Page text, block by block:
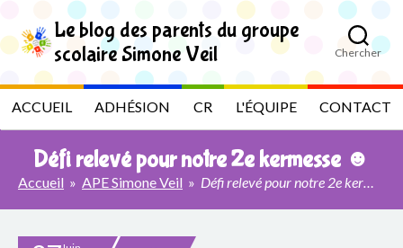
i
p
o
h
t
L
e
l
Le blog des parents du groupe
scolaire Simone Veil
Chercher
ACCUEIL ADHÉSION CR L'ÉQUIPE CONTACT
Défi relevé pour notre 2e kermesse ☻
Accueil » APE Simone Veil » Défi relevé pour notre 2e kermesse ☻